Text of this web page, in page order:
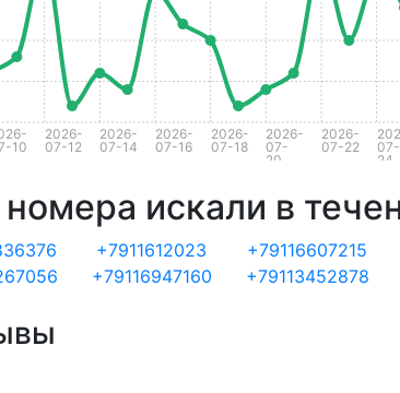
10
2026-
07-12
2026-
07-14
2026-
07-16
2026-
07-18
2026-
07-
20
2026-
07-22
07-
24
искали в
+7911612023 +79116607215
+79116947160 +79113452878